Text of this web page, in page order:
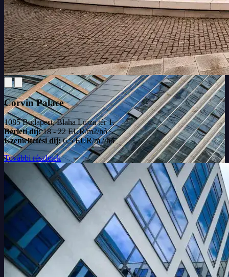
Corvin Palace
1085 Budapest, Blaha Lujza tér 1.
Bérleti díj:18 - 22 EUR/m2/hó
Üzemeltetési díj:6.5 EUR/m2/hó
További részletek